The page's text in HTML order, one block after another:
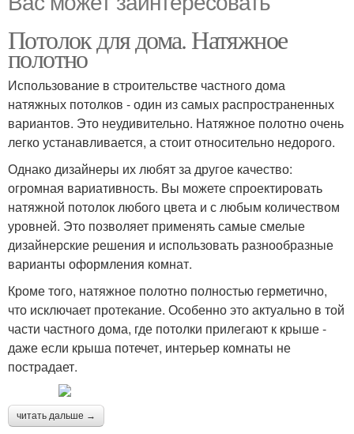
Потолок для дома. Натяжное
полотно
Использование в строительстве частного дома
натяжных потолков - один из самых распространенных
вариантов. Это неудивительно. Натяжное полотно очень
легко устанавливается, а стоит относительно недорого.
Однако дизайнеры их любят за другое качество:
огромная вариативность. Вы можете спроектировать
натяжной потолок любого цвета и с любым количеством
уровней. Это позволяет применять самые смелые
дизайнерские решения и использовать разнообразные
варианты оформления комнат.
Кроме того, натяжное полотно полностью герметично,
что исключает протекание. Особенно это актуально в той
части частного дома, где потолки прилегают к крыше -
даже если крыша потечет, интерьер комнаты не
пострадает.
читать дальше →